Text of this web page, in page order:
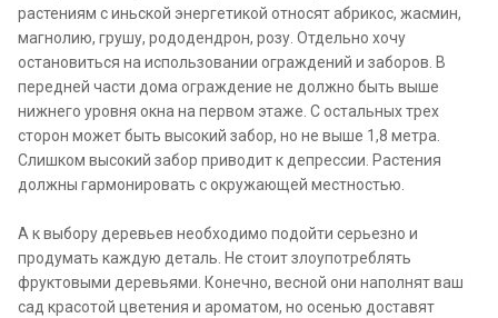
растениям с иньской энергетикой относят абрикос, жасмин,
магнолию, грушу, рододендрон, розу. Отдельно хочу
остановиться на использовании ограждений и заборов. В
передней части дома ограждение не должно быть выше
нижнего уровня окна на первом этаже. С остальных трех
сторон может быть высокий забор, но не выше 1,8 метра.
Слишком высокий забор приводит к депрессии. Растения
должны гармонировать с окружающей местностью.
А к выбору деревьев необходимо подойти серьезно и
продумать каждую деталь. Не стоит злоупотреблять
фруктовыми деревьями. Конечно, весной они наполнят ваш
сад красотой цветения и ароматом, но осенью доставят